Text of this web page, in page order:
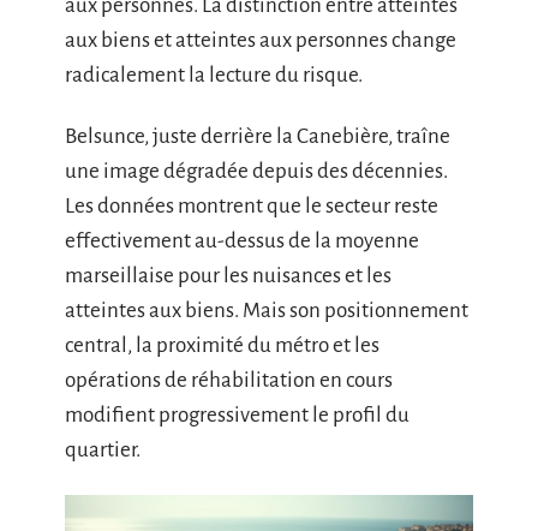
aux personnes. La distinction entre atteintes
aux biens et atteintes aux personnes change
radicalement la lecture du risque.
Belsunce, juste derrière la Canebière, traîne
une image dégradée depuis des décennies.
Les données montrent que le secteur reste
effectivement au-dessus de la moyenne
marseillaise pour les nuisances et les
atteintes aux biens. Mais son positionnement
central, la proximité du métro et les
opérations de réhabilitation en cours
modifient progressivement le profil du
quartier.